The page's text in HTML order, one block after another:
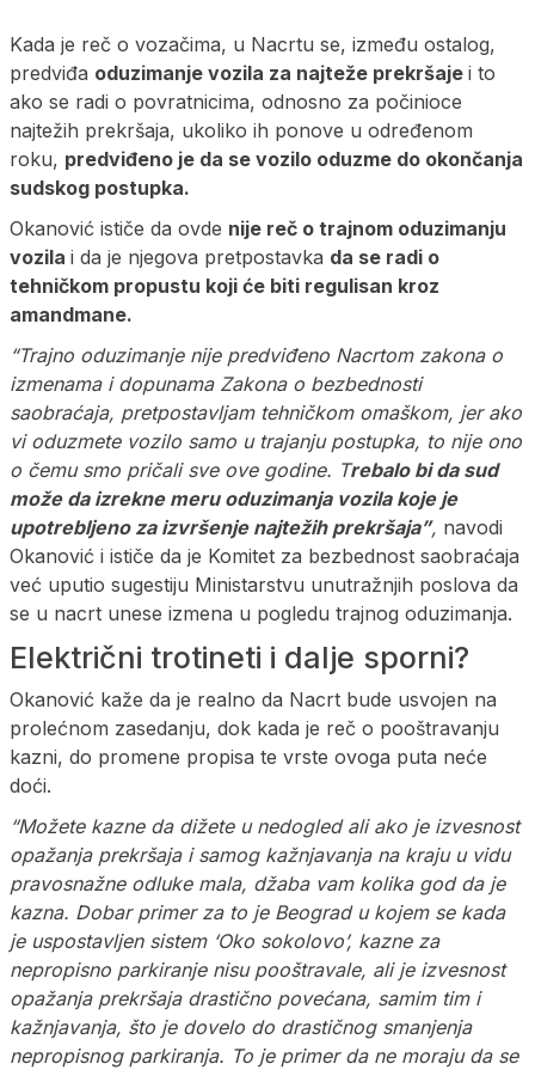
Kada je reč o vozačima, u Nacrtu se, između ostalog,
predviđa oduzimanje vozila za najteže prekršaje i to
ako se radi o povratnicima, odnosno za počinioce
najtežih prekršaja, ukoliko ih ponove u određenom
roku, predviđeno je da se vozilo oduzme do okončanja
sudskog postupka.
Okanović ističe da ovde nije reč o trajnom oduzimanju
vozila i da je njegova pretpostavka da se radi o
tehničkom propustu koji će biti regulisan kroz
amandmane.
“Trajno oduzimanje nije predviđeno Nacrtom zakona o
izmenama i dopunama Zakona o bezbednosti
saobraćaja, pretpostavljam tehničkom omaškom, jer ako
vi oduzmete vozilo samo u trajanju postupka, to nije ono
o čemu smo pričali sve ove godine. Trebalo bi da sud
može da izrekne meru oduzimanja vozila koje je
upotrebljeno za izvršenje najtežih prekršaja”, navodi
Okanović i ističe da je Komitet za bezbednost saobraćaja
već uputio sugestiju Ministarstvu unutražnjih poslova da
se u nacrt unese izmena u pogledu trajnog oduzimanja.
Električni trotineti i dalje sporni?
Okanović kaže da je realno da Nacrt bude usvojen na
prolećnom zasedanju, dok kada je reč o pooštravanju
kazni, do promene propisa te vrste ovoga puta neće
doći.
“Možete kazne da dižete u nedogled ali ako je izvesnost
opažanja prekršaja i samog kažnjavanja na kraju u vidu
pravosnažne odluke mala, džaba vam kolika god da je
kazna. Dobar primer za to je Beograd u kojem se kada
je uspostavljen sistem ‘Oko sokolovo’, kazne za
nepropisno parkiranje nisu pooštravale, ali je izvesnost
opažanja prekršaja drastično povećana, samim tim i
kažnjavanja, što je dovelo do drastičnog smanjenja
nepropisnog parkiranja. To je primer da ne moraju da se